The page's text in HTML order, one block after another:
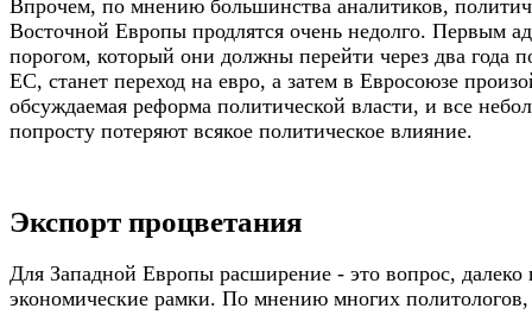
Впрочем, по мнению большинства аналитиков,
Восточной Европы продлятся очень недолго. Первым
порогом, который они должны перейти через два года
ЕС, станет переход на евро, а затем в Евросоюзе
обсуждаемая реформа политической власти, и все
попросту потеряют всякое политическое влияние.
Экспорт процветания
Для Западной Европы расширение - это вопрос, далеко
экономические рамки. По мнению многих политологов,